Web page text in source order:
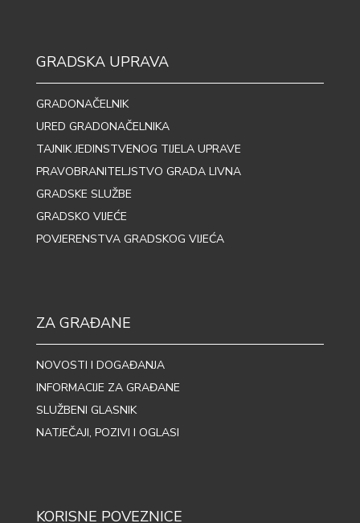
GRADSKA UPRAVA
GRADONAČELNIK
URED GRADONAČELNIKA
TAJNIK JEDINSTVENOG TIJELA UPRAVE
PRAVOBRANITELJSTVO GRADA LIVNA
GRADSKE SLUŽBE
GRADSKO VIJEĆE
POVJERENSTVA GRADSKOG VIJEĆA
ZA GRAĐANE
NOVOSTI I DOGAĐANJA
INFORMACIJE ZA GRAĐANE
SLUŽBENI GLASNIK
NATJEČAJI, POZIVI I OGLASI
KORISNE POVEZNICE